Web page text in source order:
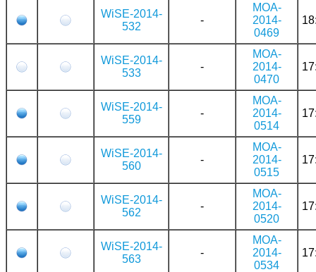
WiSE-2014-
532
-
MOA-
2014-
0469
WiSE-2014-
533
-
MOA-
2014-
0470
WiSE-2014-
559
-
MOA-
2014-
0514
WiSE-2014-
560
-
MOA-
2014-
0515
WiSE-2014-
562
-
MOA-
2014-
0520
WiSE-2014-
563
-
MOA-
2014-
0534